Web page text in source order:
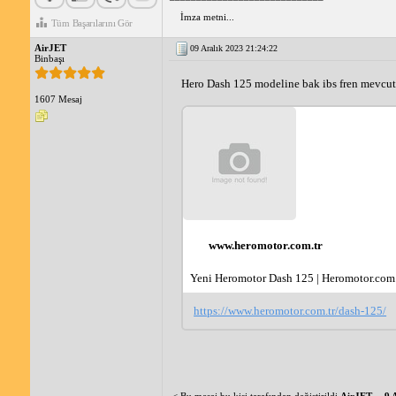
Tüm Başarılarını Gör
İmza metni...
AirJET
Binbaşı
1607 Mesaj
09 Aralık 2023 21:24:22
Hero Dash 125 modeline bak ibs fren
www.heromotor.com.tr
Yeni Heromotor Dash 125 |
https://www.heromotor.com.tr/dash-125/